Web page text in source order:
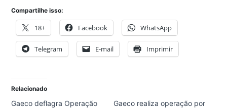
Compartilhe isso:
18+ Facebook WhatsApp
Telegram E-mail Imprimir
Relacionado
Gaeco deflagra Operação
Gaeco realiza operação por